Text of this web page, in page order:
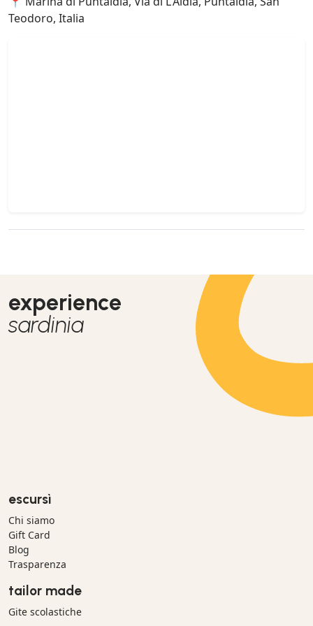
Teodoro, Italia
experience
sardinia
escursì
Chi siamo
Gift Card
Blog
Trasparenza
tailor made
Gite scolastiche